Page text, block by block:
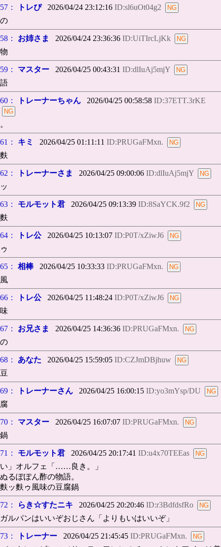
57： トレぴ2026/04/24 23:12:16 ID:sl6uOt04g2
の
58： お姉さま 2026/04/24 23:36:36 ID:UiTIrcLjKk
物
59： マスター 2026/04/25 00:43:31 ID:dlIuAj5mjY
語
60： トレーナーちゃん 2026/04/25 00:58:58 ID:37ETT.3rKE
。
61： キミ 2026/04/25 01:11:11 ID:PRUGaFMxn.
麩
62： トレーナーさま 2026/04/25 09:00:06 ID:dlIuAj5mjY
ッ
63： モルモット君 2026/04/25 09:13:39 ID:8SaYCK.9f2
麩
64： トレ公2026/04/25 10:13:07 ID:P0T/xZiwJ6
ゥ
65： 相棒2026/04/25 10:33:33 ID:PRUGaFMxn.
風
66： トレ公2026/04/25 11:48:24 ID:P0T/xZiwJ6
味
67： お兄さま 2026/04/25 14:36:36 ID:PRUGaFMxn.
の
68： あなた 2026/04/25 15:59:05 ID:CZJmDBjhuw
豆
69： トレーナーさん 2026/04/25 16:00:15 ID:yo3mYsp/DU
腐
70： マスター 2026/04/25 16:07:07 ID:PRUGaFMxn.
鍋
71： モルモット君 2026/04/25 20:17:41 ID:u4x70TEEas
い」オルフェ「……良き。」
ぬるぽぽん酢の物語。
麩ッ麩ゥ風味の豆腐鍋
72： らき☆すたニキ 2026/04/25 20:20:46 ID:r3BdfdsfRo
ガルパンはいいぞおじさん「よりもいはいいぞ」
73： トレーナー 2026/04/25 21:45:45 ID:PRUGaFMxn.